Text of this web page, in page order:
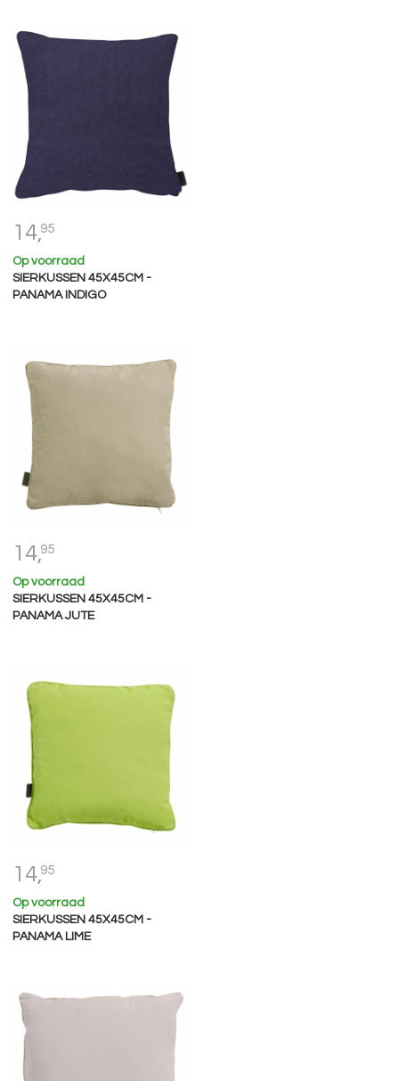
14,95
Op voorraad
SIERKUSSEN 45X45CM -
PANAMA INDIGO
14,95
Op voorraad
SIERKUSSEN 45X45CM -
PANAMA JUTE
14,95
Op voorraad
SIERKUSSEN 45X45CM -
PANAMA LIME